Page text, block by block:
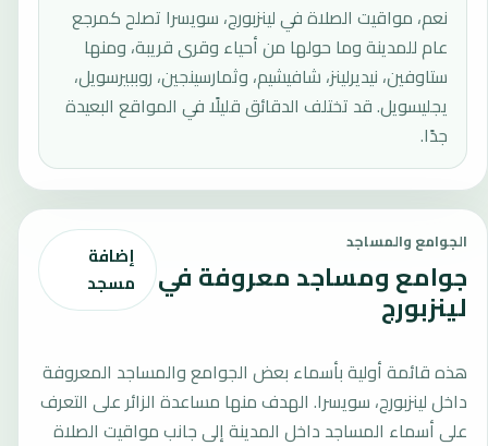
نعم، مواقيت الصلاة في لينزبورج، سويسرا تصلح كمرجع
عام للمدينة وما حولها من أحياء وقرى قريبة، ومنها
ستاوفين، نيديرلينز، شافيشيم، وثمارسينجين، روببيرسويل،
يجليسويل. قد تختلف الدقائق قليلًا في المواقع البعيدة
جدًا.
الجوامع والمساجد
جوامع ومساجد معروفة في
لينزبورج
إضافة
مسجد
هذه قائمة أولية بأسماء بعض الجوامع والمساجد المعروفة
داخل لينزبورج، سويسرا. الهدف منها مساعدة الزائر على التعرف
على أسماء المساجد داخل المدينة إلى جانب مواقيت الصلاة